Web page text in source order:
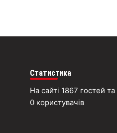
Статистика
На сайті 1867 гостей та
0 користувачів